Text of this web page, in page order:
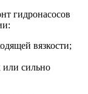
гидронасосов
вязкости;
сильно